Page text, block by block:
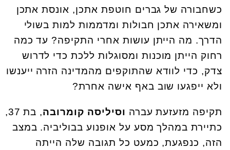
כשחבורה של גברים חוטפת אתכן, אונסת אתכן
ומשאירה אתכן חבולות ומדממות למות בשולי
הדרך. מה הייתן עושות אחרי התקיפה? עד כמה
רחוק הייתן מוכנות ומסוגלות ללכת כדי לדרוש
צדק, כדי לוודא שהתוקפים מהמדינה הזרה ייענשו
ולא ייפגעו שוב באף אישה אחרת?
תקיפה מזעזעת עברה וסיליסה קומרובה
, בת 37,
כתיירת במהלך מסע על אופנוע בבוליביה. במצב
הזה, כנפגעת, כמעט כל תגובה שלה הייתה